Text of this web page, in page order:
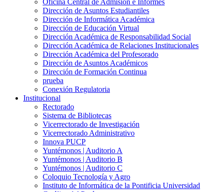
Oficina Central de Admisión e Informes
Dirección de Asuntos Estudiantiles
Dirección de Informática Académica
Dirección de Educación Virtual
Dirección Académica de Responsabilidad Social
Dirección Académica de Relaciones Institucionales
Dirección Académica del Profesorado
Dirección de Asuntos Académicos
Dirección de Formación Continua
prueba
Conexión Regulatoria
Institucional
Rectorado
Sistema de Bibliotecas
Vicerrectorado de Investigación
Vicerrectorado Administrativo
Innova PUCP
Yuntémonos | Auditorio A
Yuntémonos | Auditorio B
Yuntémonos | Auditorio C
Coloquio Tecnología y Agro
Instituto de Informática de la Pontificia Universidad